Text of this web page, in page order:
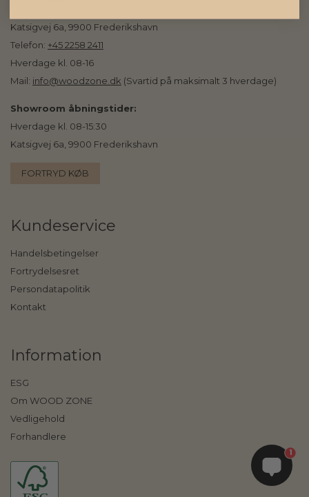
Katsigvej 6a, 9900 Frederikshavn
Telefon: +45 2258 2411
Hverdage kl. 08-16
Mail: info@woodzone.dk (Svartid på maksimalt 3 hverdage)
Showroom åbningstider:
Hverdage kl. 08-15:30
Katsigvej 6a, 9900 Frederikshavn
FORTRYD KØB
Kundeservice
Handelsbetingelser
Fortrydelsesret
Persondatapolitik
Kontakt
Information
ESG
Om WOOD ZONE
Vedligehold
Forhandlere
1